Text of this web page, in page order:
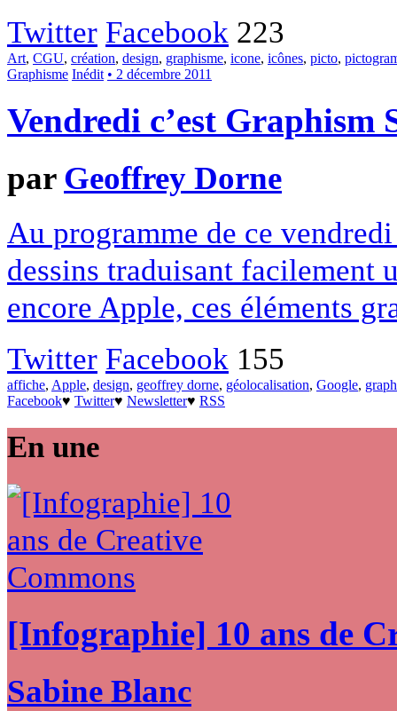
Twitter Facebook 223
Art, CGU, création, design, graphisme, icone, icônes, picto,
Graphisme Inédit • 2 décembre 2011
Vendredi c’est Graphism
par Geoffrey Dorne
Au programme de ce
dessins traduisant facilement
encore Apple, ces éléments
Twitter Facebook 155
affiche, Apple, design, geoffrey dorne, géolocalisation, Google,
Facebook♥ Twitter♥ Newsletter♥ RSS
En une
[Infographie] 10 ans de
Sabine Blanc